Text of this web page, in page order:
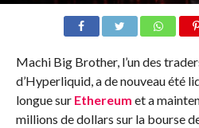
Machi Big Brother, l’un des
d’Hyperliquid, a de nouveau été
longue sur Ethereum et a
millions de dollars sur la bourse